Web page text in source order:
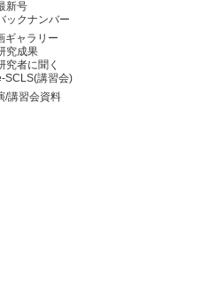
ブースにSCLS出展
2015/11/13
SC15 (11/15-20 Austin,TX, USA)
機構ブース(#2421)にてポスター展示、
ー実施
新号
ックナンバー
ギャラリー
究成果
究者に聞く
SCLS(講習会)
/講習会資料